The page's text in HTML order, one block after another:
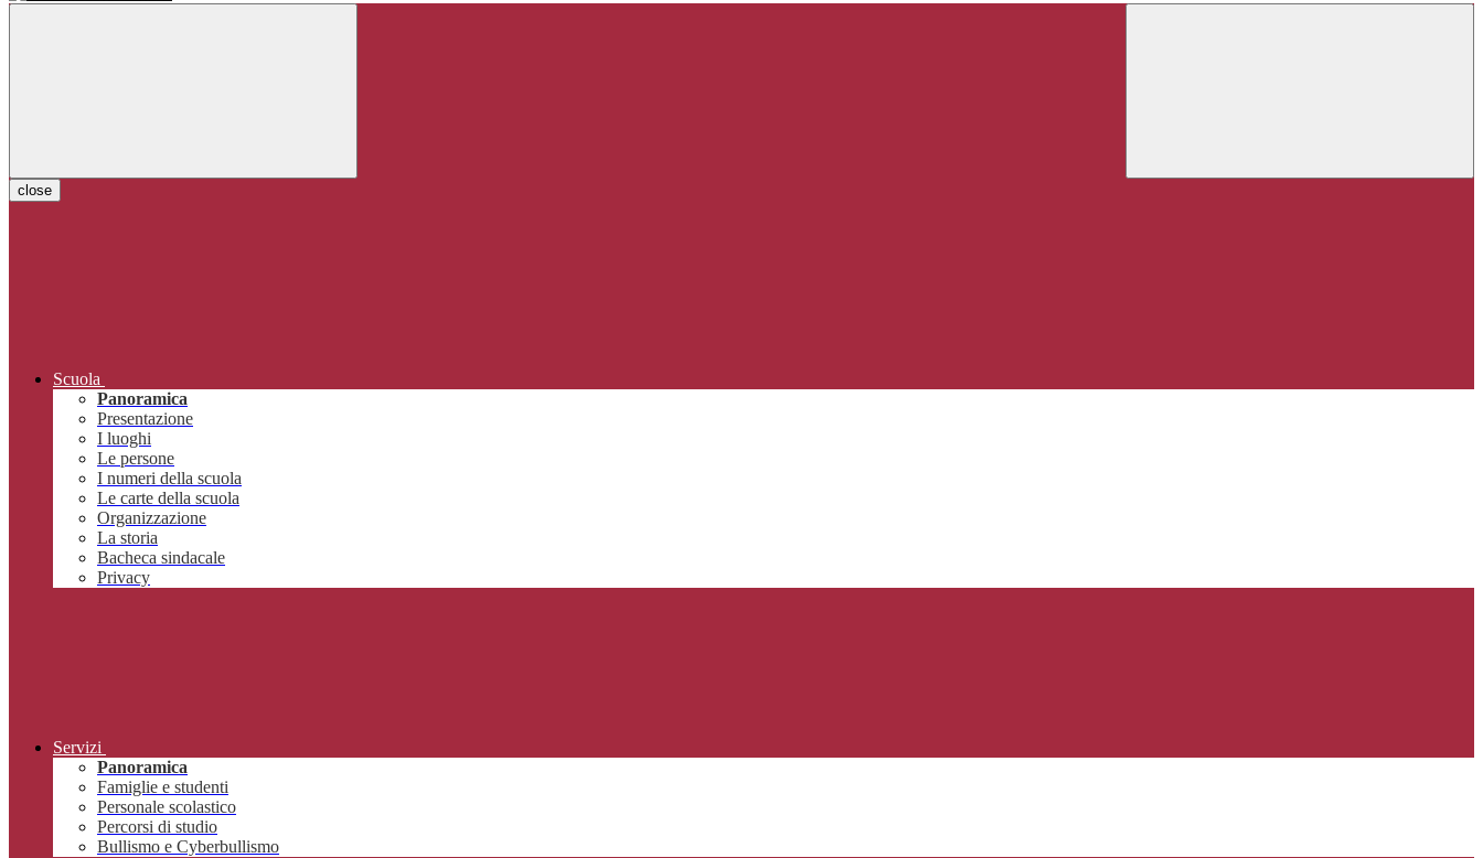
close
Scuola
Panoramica
Presentazione
I luoghi
Le persone
I numeri della scuola
Le carte della scuola
Organizzazione
La storia
Bacheca sindacale
Privacy
Servizi
Panoramica
Famiglie e studenti
Personale scolastico
Percorsi di studio
Bullismo e Cyberbullismo